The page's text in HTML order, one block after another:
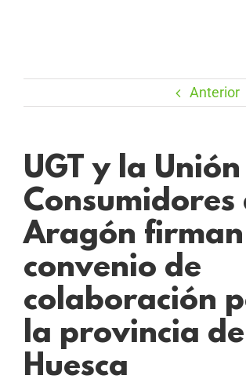
Anterior
UGT y la
Consumidores
Aragón
convenio de
colaboración
la provincia de
Huesca